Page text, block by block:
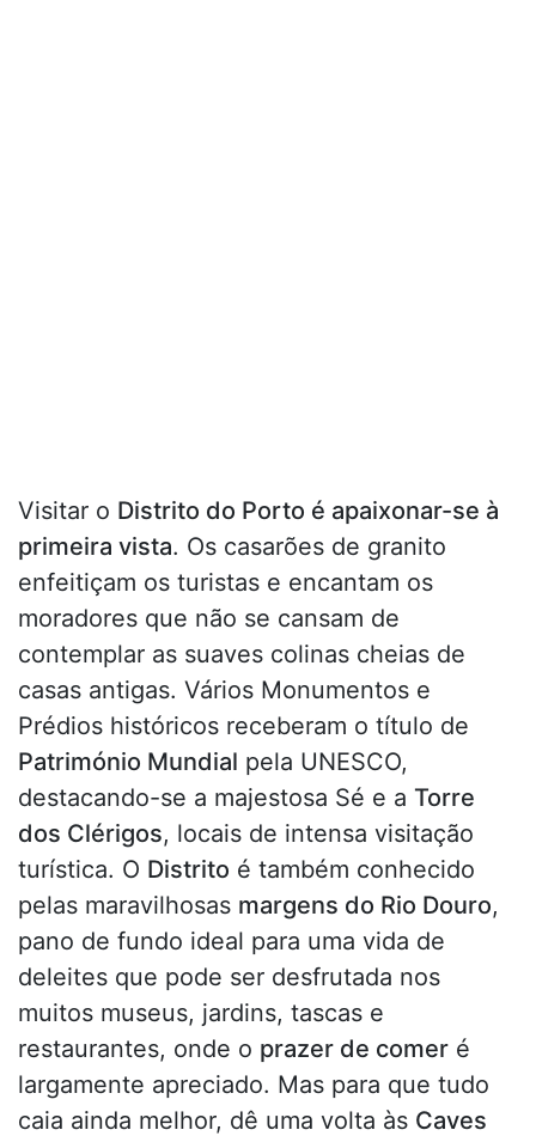
Visitar o Distrito do Porto é apaixonar-se à
primeira vista. Os casarões de granito
enfeitiçam os turistas e encantam os
moradores que não se cansam de
contemplar as suaves colinas cheias de
casas antigas. Vários Monumentos e
Prédios históricos receberam o título de
Património Mundial pela UNESCO,
destacando-se a majestosa Sé e a Torre
dos Clérigos, locais de intensa visitação
turística. O Distrito é também conhecido
pelas maravilhosas margens do Rio Douro,
pano de fundo ideal para uma vida de
deleites que pode ser desfrutada nos
muitos museus, jardins, tascas e
restaurantes, onde o prazer de comer é
largamente apreciado. Mas para que tudo
caia ainda melhor, dê uma volta às Caves